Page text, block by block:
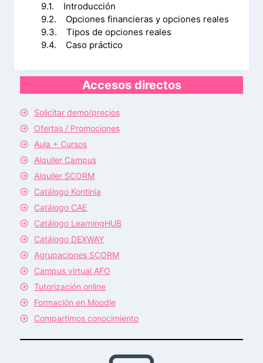
9.1. Introducción
9.2. Opciones financieras y opciones reales
9.3. Tipos de opciones reales
9.4. Caso práctico
Accesos directos
Solicitar demo/precios
Ofertas / Promociones
Aula + Cursos
Alquiler Campus
Alquiler SCORM
Catálogo Kontinia
Catálogo CAE
Catálogo LearningHUB
Catálogo DEXWAY
Agrupaciones SCORM
Campus virtual AFO
Tutorización online
Formación en Moodle
Compartimos conocimiento